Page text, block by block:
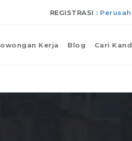
REGISTRASI :
Kerja Blog Cari